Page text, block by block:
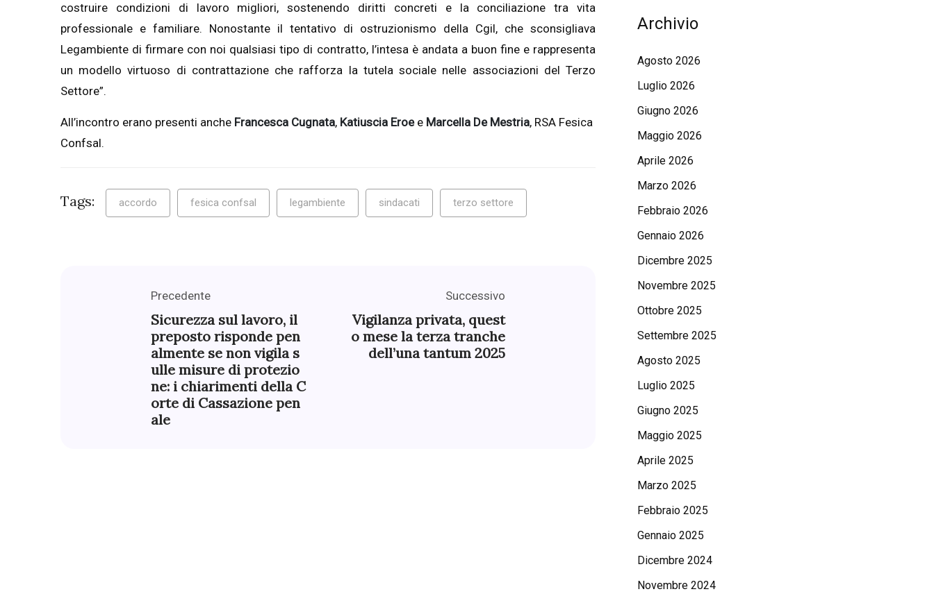
costruire condizioni di lavoro migliori, sostenendo diritti concreti e la conciliazione tra vita
professionale e familiare. Nonostante il tentativo di ostruzionismo della Cgil, che sconsigliava
Legambiente di firmare con noi qualsiasi tipo di contratto, l’intesa è andata a buon fine e rappresenta
un modello virtuoso di contrattazione che rafforza la tutela sociale nelle associazioni del Terzo
Settore”.
All’incontro erano presenti anche Francesca Cugnata, Katiuscia Eroe e Marcella De Mestria, RSA Fesica
Confsal.
Tags: accordo fesica confsal legambiente sindacati terzo settore
Precedente
Sicurezza sul lavoro, il
preposto risponde pen
almente se non vigila s
ulle misure di protezio
ne: i chiarimenti della C
orte di Cassazione pen
ale
Successivo
Vigilanza privata, quest
o mese la terza tranche
dell’una tantum 2025
Archivio
Agosto 2026
Luglio 2026
Giugno 2026
Maggio 2026
Aprile 2026
Marzo 2026
Febbraio 2026
Gennaio 2026
Dicembre 2025
Novembre 2025
Ottobre 2025
Settembre 2025
Agosto 2025
Luglio 2025
Giugno 2025
Maggio 2025
Aprile 2025
Marzo 2025
Febbraio 2025
Gennaio 2025
Dicembre 2024
Novembre 2024